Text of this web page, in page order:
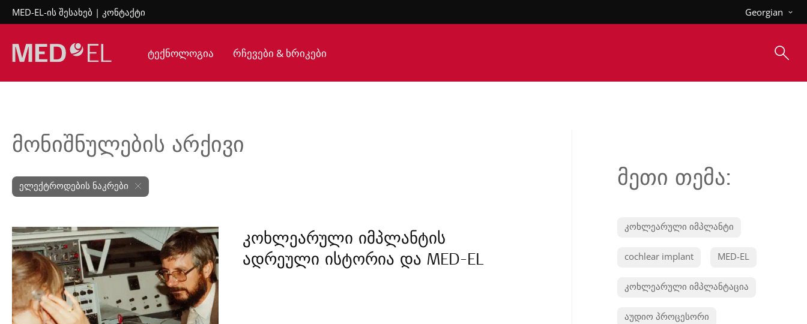
MED-EL-ის შესახებ კონტაქტი Georgian
ტექნოლოგია რჩევები & ხრიკები
მონიშნულების არქივი
ელექტროდების ნაკრები
კოხლეარული იმპლანტის
ადრეული ისტორია და MED-EL
მეთი თემა:
კოხლეარული იმპლანტი
cochlear implant MED-EL
კოხლეარული იმპლანტაცია
აუდიო პროცესორი